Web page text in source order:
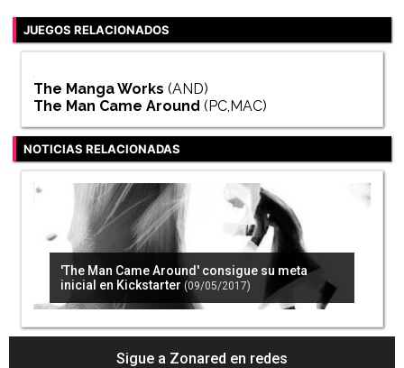
JUEGOS RELACIONADOS
The Manga Works (AND)
The Man Came Around (PC,MAC)
NOTICIAS RELACIONADAS
'The Man Came Around' consigue su meta
inicial en Kickstarter (09/05/2017)
Sigue a Zonared en redes